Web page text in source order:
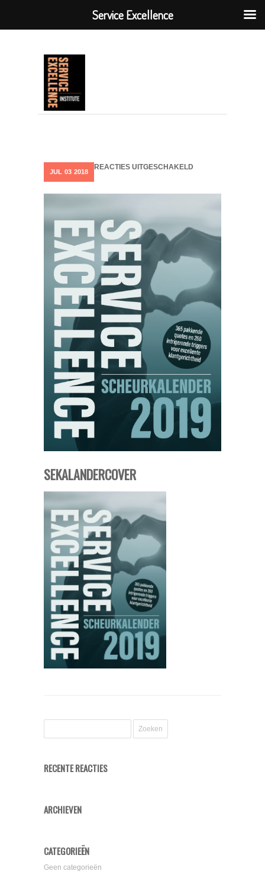
JUL 03 2018
REACTIES UITGESCHAKELD
SEKALANDERCOVER
RECENTE REACTIES
ARCHIEVEN
CATEGORIEËN
Geen categorieën
Service Excellence